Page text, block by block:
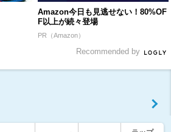
Amazon今日も見逃せない！80%OF
F以上が続々登場
PR（Amazon）
Recommended by